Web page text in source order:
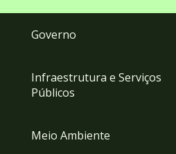
Governo
Infraestrutura e Serviços
Públicos
Meio Ambiente